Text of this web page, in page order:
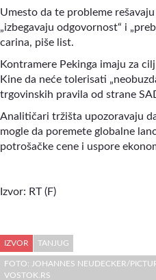
Umesto da te probleme
„izbegavaju odgovornost“ i
carina, piše list.
Kontramere Pekinga imaju za
Kine da neće tolerisati
trgovinskih pravila od strane
Analitičari tržišta upozoravaju
mogle da poremete globalne
potrošačke cene i uspore
Izvor: RT (F)
IZVOR TANJUG
FOTO: JOHANNES NEUDECKER/
VOSTOK.RS